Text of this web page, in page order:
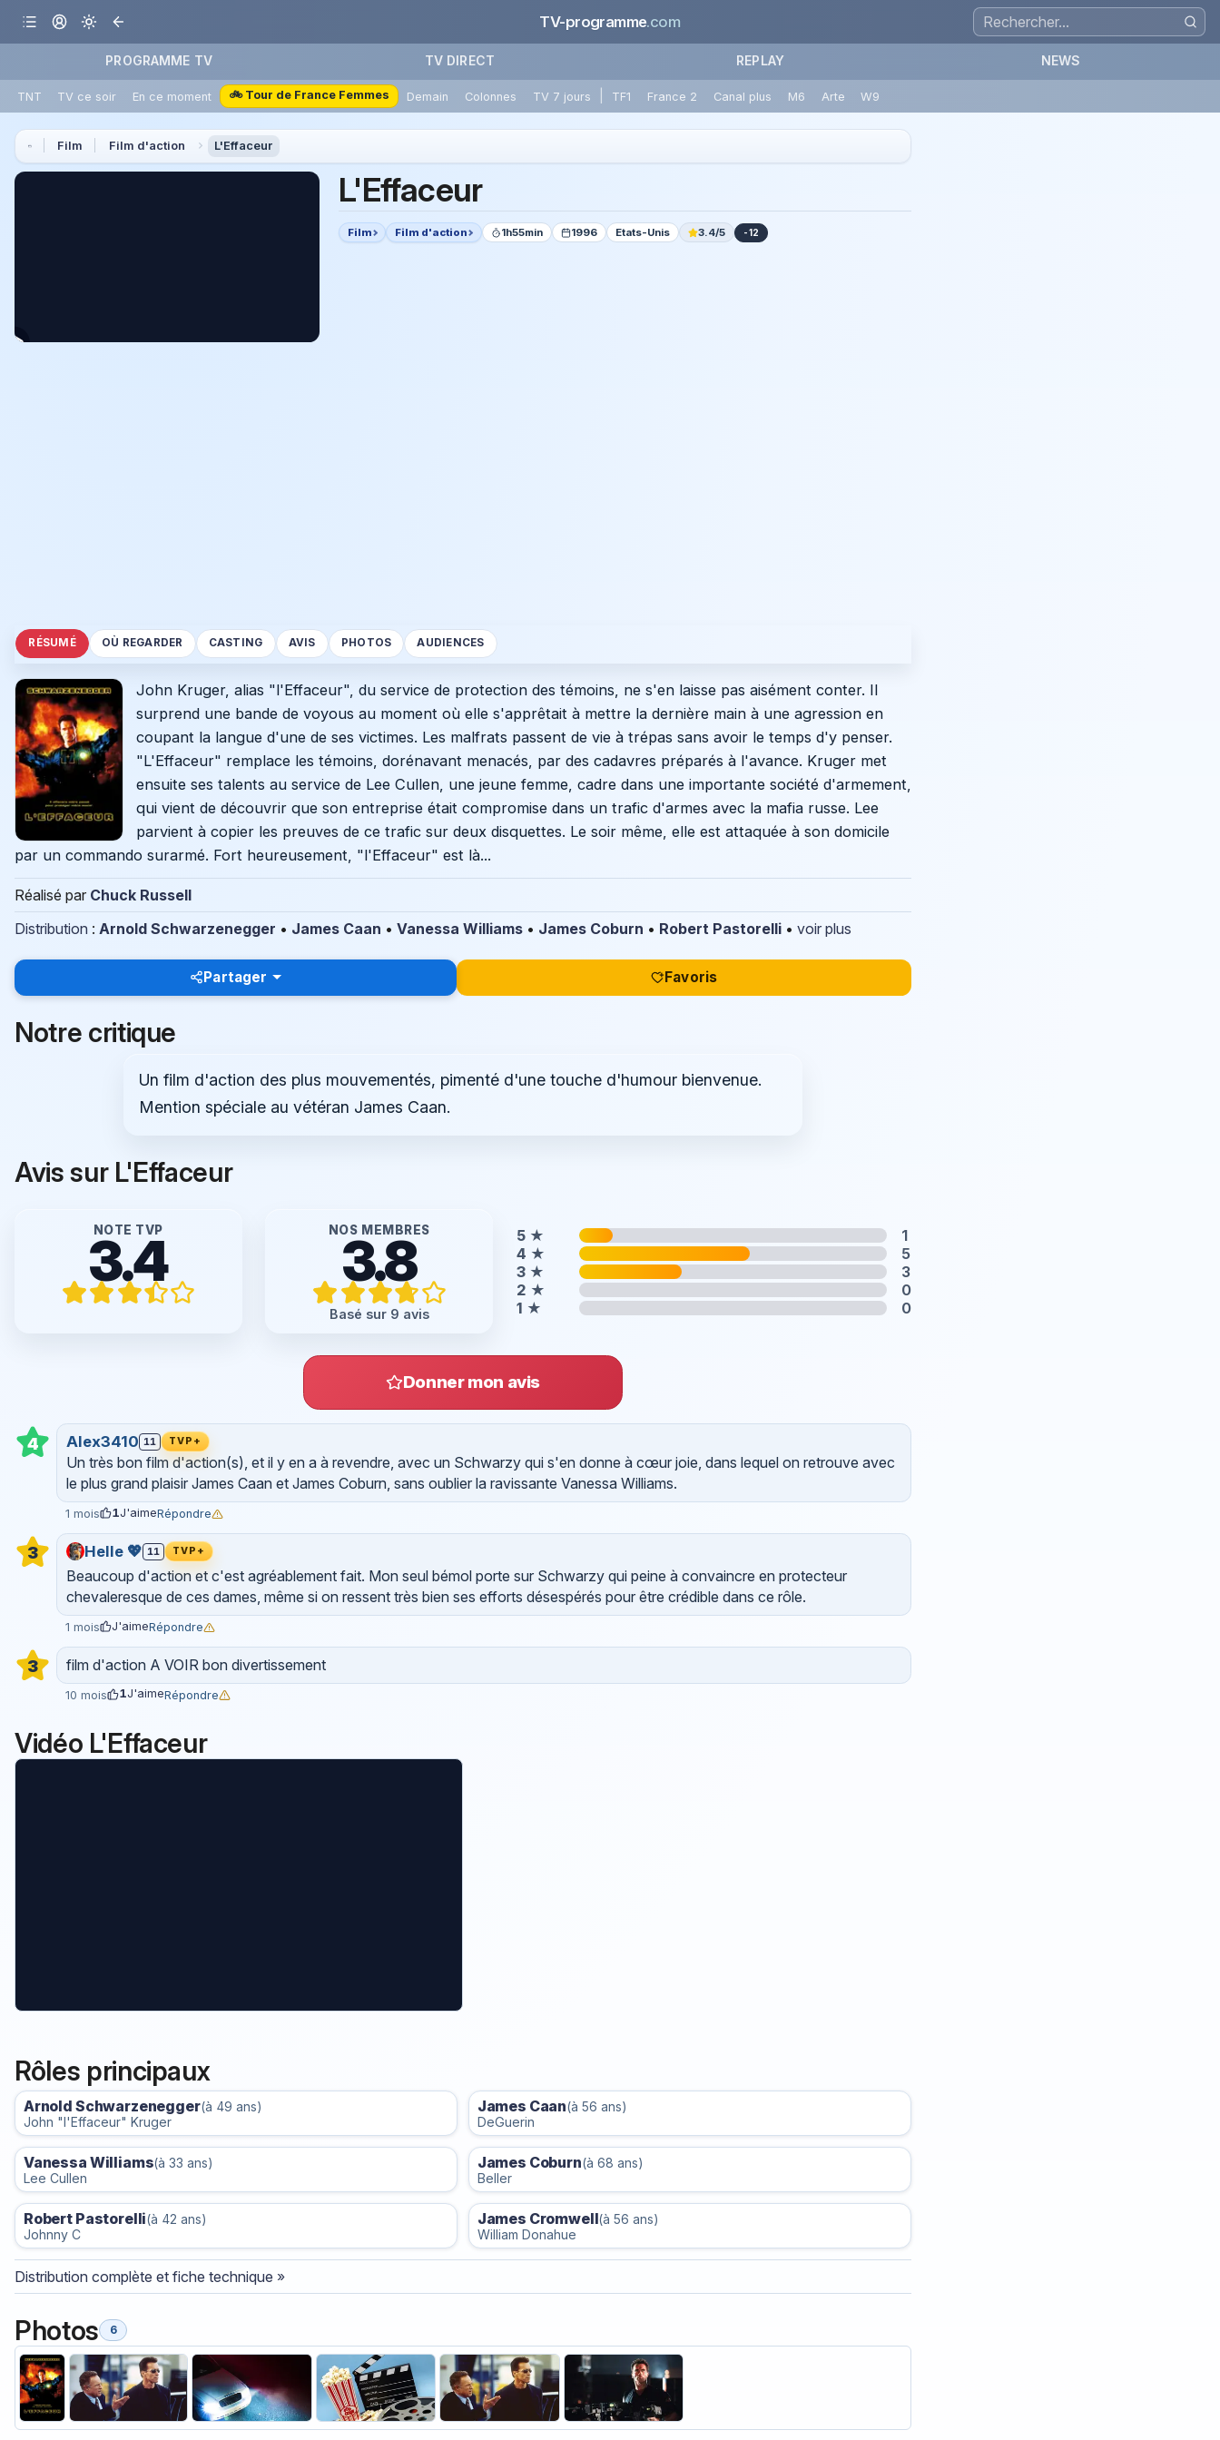
TV-programme.com
PROGRAMME TV TV DIRECT REPLAY NEWS
TNT TV ce soir En ce moment 🚲 Tour de France Femmes Demain Colonnes TV 7 jours TF1 France 2 Canal plus M6 Arte W9
Film Film d'action L'Effaceur
L'Effaceur
Film Film d'action 1h55min 1996 Etats-Unis 3.4/5 -12
RÉSUMÉ OÙ REGARDER CASTING AVIS PHOTOS AUDIENCES
John Kruger, alias "l'Effaceur", du service de protection des témoins, ne s'en laisse pas aisément conter. Il
surprend une bande de voyous au moment où elle s'apprêtait à mettre la dernière main à une agression en
coupant la langue d'une de ses victimes. Les malfrats passent de vie à trépas sans avoir le temps d'y penser.
"L'Effaceur" remplace les témoins, dorénavant menacés, par des cadavres préparés à l'avance. Kruger met
ensuite ses talents au service de Lee Cullen, une jeune femme, cadre dans une importante société d'armement,
qui vient de découvrir que son entreprise était compromise dans un trafic d'armes avec la mafia russe. Lee
parvient à copier les preuves de ce trafic sur deux disquettes. Le soir même, elle est attaquée à son domicile
par un commando surarmé. Fort heureusement, "l'Effaceur" est là...
Réalisé par Chuck Russell
Distribution : Arnold Schwarzenegger • James Caan • Vanessa Williams • James Coburn • Robert Pastorelli • voir plus
Partager Favoris
Notre critique
Un film d'action des plus mouvementés, pimenté d'une touche d'humour bienvenue.
Mention spéciale au vétéran James Caan.
Avis sur L'Effaceur
NOTE TVP
3.4 NOS MEMBRES
3.8
Basé sur 9 avis
5 ★
1
4 ★
5
3 ★
3
2 ★
0
1 ★ 0
Donner mon avis
4 Alex3410 11 TVP+
Un très bon film d'action(s), et il y en a à revendre, avec un Schwarzy qui s'en donne à cœur joie, dans lequel on retrouve avec
le plus grand plaisir James Caan et James Coburn, sans oublier la ravissante Vanessa Williams.
1 mois 1J'aimeRépondre
3 Helle 💖 11 TVP+
Beaucoup d'action et c'est agréablement fait. Mon seul bémol porte sur Schwarzy qui peine à convaincre en protecteur
chevaleresque de ces dames, même si on ressent très bien ses efforts désespérés pour être crédible dans ce rôle.
1 mois J'aimeRépondre
3 film d'action A VOIR bon divertissement
10 mois 1J'aimeRépondre
Vidéo L'Effaceur
Rôles principaux
Arnold Schwarzenegger(à 49 ans)
John "l'Effaceur" Kruger
James Caan(à 56 ans)
DeGuerin
Vanessa Williams(à 33 ans)
Lee Cullen
James Coburn(à 68 ans)
Beller
Robert Pastorelli(à 42 ans)
Johnny C
James Cromwell(à 56 ans)
William Donahue
Distribution complète et fiche technique »
Photos 6